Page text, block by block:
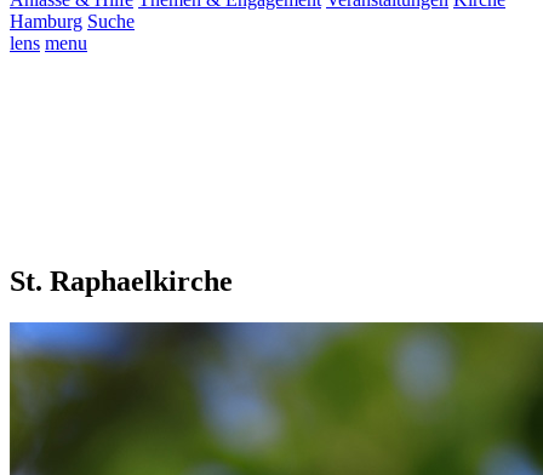
Hamburg Suche
lens menu
St. Raphaelkirche